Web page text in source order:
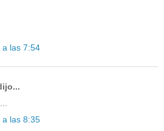
a las 7:54
a las 8:35